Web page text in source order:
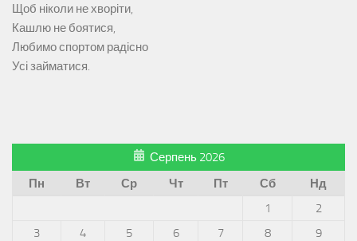
Щоб ніколи не хворіти,
Кашлю не боятися,
Любимо спортом радісно
Усі займатися.
Серпень 2026
Пн
Вт Ср Чт Пт Сб
Нд
1
2
3
4 5 6 7 8
9